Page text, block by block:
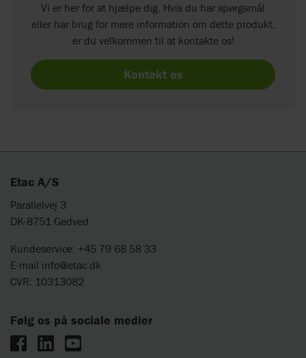
Vi er her for at hjælpe dig. Hvis du har spørgsmål
eller har brug for mere information om dette produkt,
er du velkommen til at kontakte os!
Kontakt os
Etac A/S
Parallelvej 3
DK-8751 Gedved
Kundeservice: +45 79 68 58 33
E-mail info@etac.dk
CVR: 10313082
Følg os på sociale medier